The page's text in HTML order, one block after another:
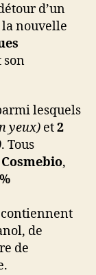
d’un
la nouvelle
son
lesquels
yeux) et2
. Tous
,
de
de